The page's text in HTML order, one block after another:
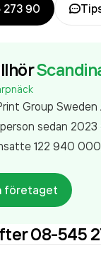
90
Group Sweden
sedan
122 940
företaget
08-545